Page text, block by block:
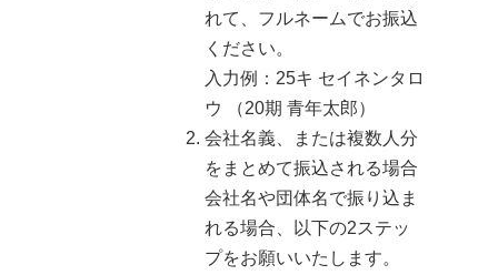
れて、フルネームでお振込
ください。
入力例：25キ セイネンタロ
ウ （20期 青年太郎）
会社名義、または複数人分
をまとめて振込される場合
会社名や団体名で振り込ま
れる場合、以下の2ステッ
プをお願いいたします。